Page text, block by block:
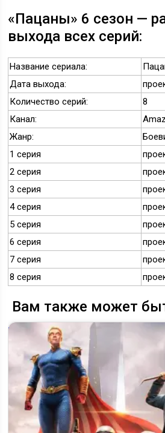
«Пацаны» 6 сезон —
выхода всех серий:
Название сериала:
Дата выхода:
Количество серий:
8
Канал:
Жанр:
1 серия
2 серия
3 серия
4 серия
5 серия
6 серия
7 серия
8 серия
Вам также может